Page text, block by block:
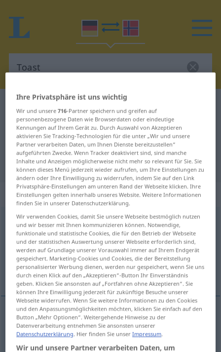
Deutsch-Norwegisch Wörterbuch
Deutsch-Norwegisch Übersetzung
für "Toast"
"Toast" Norwegisch Übersetzung
„Toast“: Maskulinum
Toastm
Übersicht aller Übersetzungen
(Für mehr Details die Übersetzung anklicken/antippen)
toast, ristet brød, skål
toastm Toast
ristetbrød Toast
Ihre Privatsphäre ist uns wichtig
Wir und unsere716-Partner speichern und greifen auf
personenbezogene Daten wie Browserdaten oder eindeutige
Kennungen auf Ihrem Gerät zu. Durch Auswahl von Akzeptieren
aktivieren Sie Tracking-Technologien für die unter „Wir und unsere
Partner verarbeiten Daten, um Ihnen Dienste bereitzustellen“
aufgeführten Zwecke. Wenn Tracker deaktiviert sind, sind manche
Inhalte und Anzeigen möglicherweise nicht mehr so relevant für Sie. Sie
können dieses Menü jederzeit wieder aufrufen, um Ihre Einstellungen zu
ändern oder Ihre Einwilligung zu widerrufen, indem Sie auf den Link
Privatsphäre-Einstellungen am unteren Rand der Webseite klicken. Ihre
Einstellungen gelten innerhalb unseres Website. Weitere Informationen
finden Sie in unserer Datenschutzerklärung.
Wir verwenden Cookies, damit Sie unsere Webseite bestmöglich nutzen
und wir besser mit Ihnen kommunizieren können. Notwendige,
funktionale und statistische Cookies, die für den Betrieb der Webseite
und der statistischen Auswertung unserer Webseite erforderlich sind,
werden auf Grundlage unserer Vorauswahl immer auf Ihrem Endgerät
gespeichert. Marketing-Cookies und Cookies, die der Bereitstellung
personalisierter Werbung dienen, werden nur gespeichert, wenn Sie uns
durch einen Klick auf den „Akzeptieren“-Button Ihr Einverständnis
geben. Klicken Sie ansonsten auf „Fortfahren ohne Akzeptieren“. Sie
können Ihre Einwilligung jederzeit für zukünftige Besuche unserer
Webseite widerrufen. Wenn Sie weitere Informationen zu den Cookies
und den Anpassungsmöglichkeiten möchten, klicken Sie einfach auf den
Button „Mehr Optionen“. Weitergehende Hinweise zu der
Datenverarbeitung entnehmen Sie ansonsten unserer
Datenschutzerklärung. Hier finden Sie unserImpressum.
Wir und unsere Partner verarbeiten Daten, um